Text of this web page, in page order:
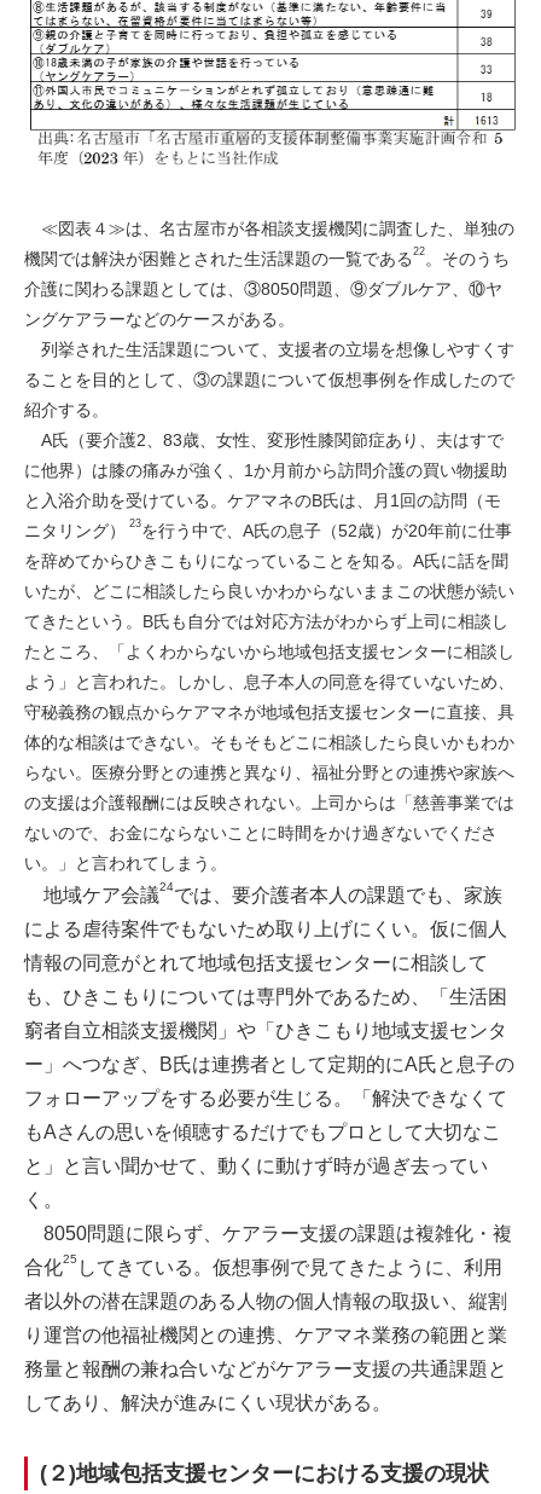
≪図表４≫は、名古屋市が各相談支援機関に調査した、単独の
機関では解決が困難とされた生活課題の一覧である 22 。そのうち
介護に関わる課題としては、③8050問題、⑨ダブルケア、⑩ヤ
ングケアラーなどのケースがある。
列挙された生活課題について、支援者の立場を想像しやすくす
ることを目的として、③の課題について仮想事例を作成したので
紹介する。
A氏（要介護2、83歳、女性、変形性膝関節症あり、夫はすで
に他界）は膝の痛みが強く、1か月前から訪問介護の買い物援助
と入浴介助を受けている。ケアマネのB氏は、月1回の訪問（モ
ニタリング）
23を行う中で、A氏の息子（52歳）が20年前に仕事
を辞めてからひきこもりになっていることを知る。A氏に話を聞
いたが、どこに相談したら良いかわからないままこの状態が続い
てきたという。B氏も自分では対応方法がわからず上司に相談し
たところ、「よくわからないから地域包括支援センターに相談し
よう」と言われた。しかし、息子本人の同意を得ていないため、
守秘義務の観点からケアマネが地域包括支援センターに直接、具
体的な相談はできない。そもそもどこに相談したら良いかもわか
らない。医療分野との連携と異なり、福祉分野との連携や家族へ
の支援は介護報酬には反映されない。上司からは「慈善事業では
ないので、お金にならないことに時間をかけ過ぎないでくださ
い。」と言われてしまう。
地域ケア会議24では、要介護者本人の課題でも、家族
による虐待案件でもないため取り上げにくい。仮に個人
情報の同意がとれて地域包括支援センターに相談して
も、ひきこもりについては専門外であるため、「生活困
窮者自立相談支援機関」や「ひきこもり地域支援センタ
ー」へつなぎ、B氏は連携者として定期的にA氏と息子の
フォローアップをする必要が生じる。「解決できなくて
もAさんの思いを傾聴するだけでもプロとして大切なこ
と」と言い聞かせて、動くに動けず時が過ぎ去ってい
く。
8050問題に限らず、ケアラー支援の課題は複雑化・複
合化25 してきている。仮想事例で見てきたように、利用
者以外の潜在課題のある人物の個人情報の取扱い、縦割
り運営の他福祉機関との連携、ケアマネ業務の範囲と業
務量と報酬の兼ね合いなどがケアラー支援の共通課題と
してあり、解決が進みにくい現状がある。
(２)地域包括支援センターにおける支援の現状